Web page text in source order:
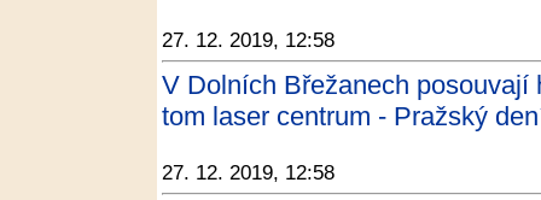
27. 12. 2019, 12:58
V Dolních Břežanech
tom laser centrum - Pražský
27. 12. 2019, 12:58